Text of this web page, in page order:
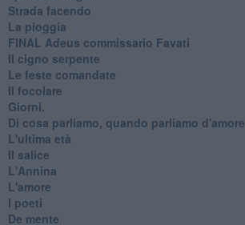
Strada facendo
La pioggia
FINAL Adeus commissario Favati
Il cigno serpente
Le feste comandate
Il focolare
Giorni.
Di cosa parliamo, quando parliamo d'amore
L'ultima età
Il salice
L'Annina
L'amore
I poeti
De mente